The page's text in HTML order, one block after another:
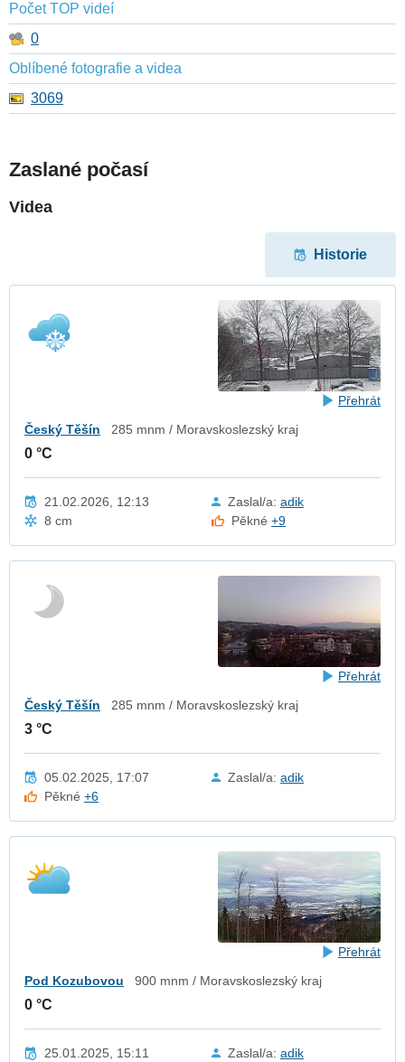
Počet TOP videí
0
Oblíbené fotografie a videa
3069
Zaslané počasí
Videa
Historie
Přehrát
Český Těšín 285 mnm / Moravskoslezský kraj
0 °C
21.02.2026, 12:13 Zaslal/a: adik
8 cm
Pěkné+9
Přehrát
Český Těšín 285 mnm / Moravskoslezský kraj
3 °C
05.02.2025, 17:07 Zaslal/a: adik
Pěkné+6
Přehrát
Pod Kozubovou 900 mnm / Moravskoslezský kraj
0 °C
25.01.2025, 15:11 Zaslal/a: adik